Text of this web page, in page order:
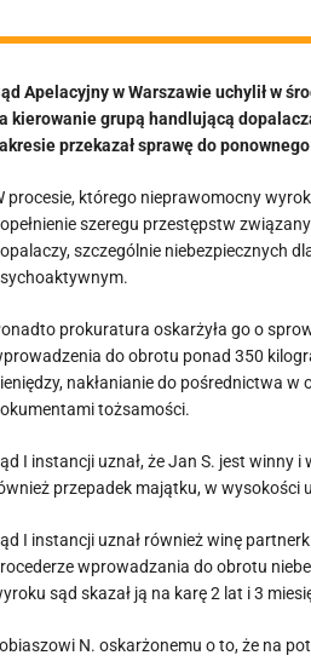
Apelacyjny w Warszawie uchylił w
kierowanie grupą handlującą
przekazał sprawę do
procesie, którego nieprawomocny
szeregu przestępstw
szczególnie niebezpiecznych
prokuratura oskarżyła go o
do obrotu ponad 350
nakłanianie do pośrednictwa
tożsamości.
I instancji uznał, że Jan S. jest winny
przepadek majątku, w wysokości
I instancji uznał również winę
wprowadzania do obrotu
sąd skazał ją na karę 2 lat i 3
N. oskarżonemu o to, że na